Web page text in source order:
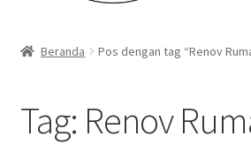
Farid Tech Tips
Beranda Pos dengan tag “Renov
Tag: Renov